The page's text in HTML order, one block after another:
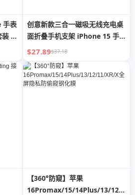
手表
多
创
创意新款三合一磁吸无线充电桌
面折叠手机支架 iPhone 15 手
表 耳机 一体式 苹果15W充电套
装 DIY充电设备 机甲风礼品
$27.89$37.18
【360°防窥】苹果
16Promax/15/14Plus/13/12/11/